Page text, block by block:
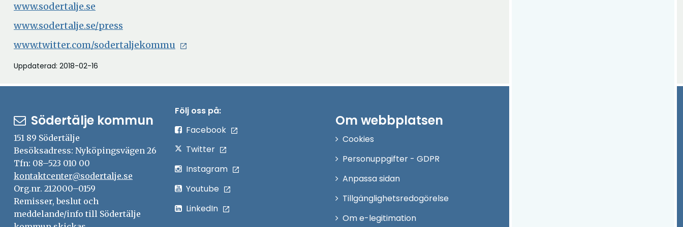
www.sodertalje.se
www.sodertalje.se/press
www.twitter.com/sodertaljekommu
Uppdaterad: 2018-02-16
Södertälje kommun
151 89 Södertälje
Besöksadress: Nyköpingsvägen 26
Tfn: 08–523 010 00
kontaktcenter@sodertalje.se
Org.nr. 212000–0159
Remisser, beslut och
meddelande/info till Södertälje
Följ oss på:
Facebook
Twitter
Instagram
Youtube
LinkedIn
Om webbplatsen
Cookies
Personuppgifter - GDPR
Anpassa sidan
Tillgänglighetsredogörelse
Om e-legitimation